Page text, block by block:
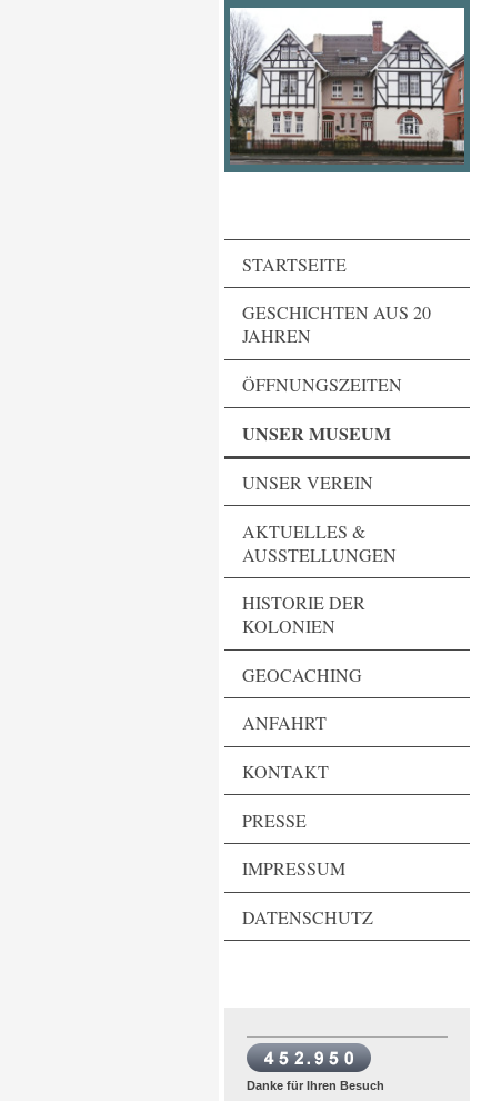
STARTSEITE
GESCHICHTEN AUS 20
JAHREN
ÖFFNUNGSZEITEN
UNSER MUSEUM
UNSER VEREIN
AKTUELLES &
AUSSTELLUNGEN
HISTORIE DER
KOLONIEN
GEOCACHING
ANFAHRT
KONTAKT
PRESSE
IMPRESSUM
DATENSCHUTZ
Danke für Ihren Besuch